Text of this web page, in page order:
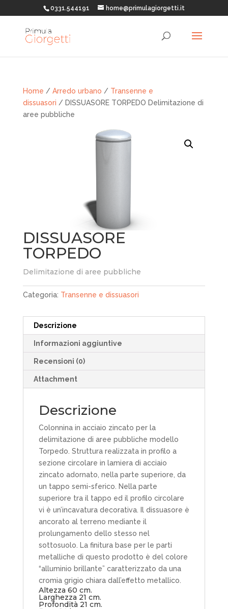
0331.544191 home@primulagiorgetti.it
Home / Arredo urbano / Transenne e
dissuasori / DISSUASORE TORPEDO Delimitazione di
aree pubbliche
DISSUASORE
TORPEDO
Delimitazione di aree pubbliche
Categoria: Transenne e dissuasori
Descrizione
Informazioni aggiuntive
Recensioni (0)
Attachment
Descrizione
Colonnina in acciaio zincato per la
delimitazione di aree pubbliche modello
Torpedo. Struttura realizzata in profilo a
sezione circolare in lamiera di acciaio
zincato adornato, nella parte superiore, da
un tappo semi-sferico. Nella parte
superiore tra il tappo ed il profilo circolare
vi è un’incavatura decorativa. Il dissuasore è
ancorato al terreno mediante il
prolungamento dello stesso nel
sottosuolo. La finitura base per le parti
metalliche di questo prodotto è del colore
“alluminio brillante” caratterizzato da una
cromia grigio chiara dall’effetto metallico.
Altezza 60 cm.
Larghezza 21 cm.
Profondità 21 cm.